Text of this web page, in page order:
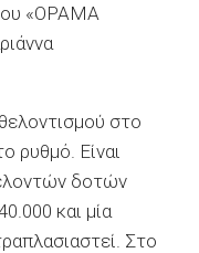
«ΟΡΑΜΑ
στο
ρυθμό. Είναι
δοτών
και μία
Στο